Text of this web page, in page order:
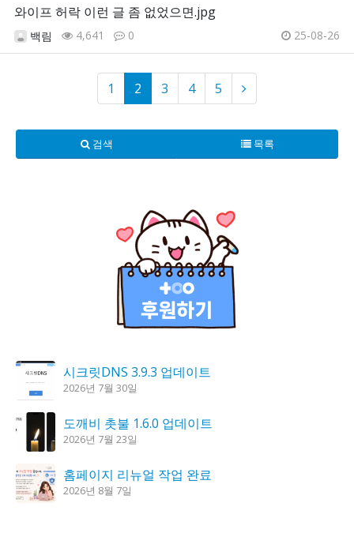
와이프 허락 이런 글 좀 없었으면.jpg
백림 4,641 0 25-08-26
1 2 3 4 5
검색 목록
시크릿DNS 3.9.3 업데이트
2026년 7월 30일
도깨비 촛불 1.6.0 업데이트
2026년 7월 23일
홈페이지 리뉴얼 작업 완료
2026년 8월 7일